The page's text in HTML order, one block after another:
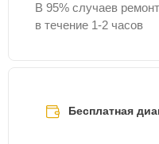
В 95% случаев
в течение 1-2 часов
Бесплатная